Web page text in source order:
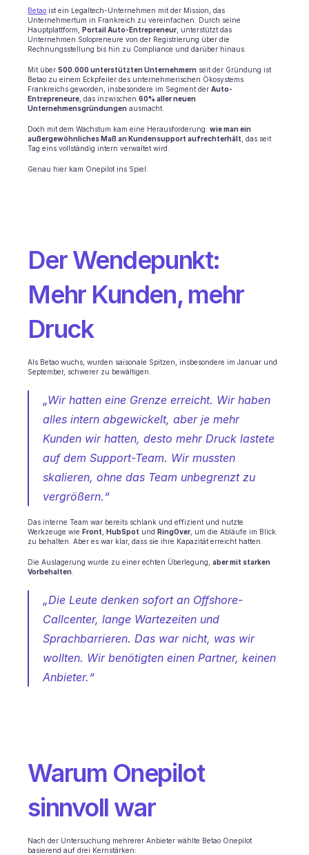
B2B SaaS
C2C Plattform
E-Commerce
Bildung
Insurtech
Telekommunikation
Reisen
BRANCHEN
C2C Plattform
Bildung
Fintech
Insurtech
Logistik
Marktplatz
Mobilität
Reisen
Dienstprogramme
Agenten Training
Wissensbasis
Ticketzentrum
Terminplanung
Qualitätsprüfung
Betao ist ein Legaltech-Unternehmen mit der Mission, das
Unternehmertum in Frankreich zu vereinfachen. Durch seine
Hauptplattform, Portail Auto-Entrepreneur , unterstützt das
Unternehmen Solopreneure von der Registrierung über die
Rechnungsstellung bis hin zu Compliance und darüber hinaus.
Mit über 500.000 unterstützten Unternehmern seit der Gründung ist
Betao zu einem Eckpfeiler des unternehmerischen Ökosystems
Frankreichs geworden, insbesondere im Segment der Auto-
Entrepreneure , das inzwischen 60% aller neuen
Unternehmensgründungen ausmacht.
Doch mit dem Wachstum kam eine Herausforderung: wie man ein
außergewöhnliches Maß an Kundensupport aufrechterhält , das seit
Tag eins vollständig intern verwaltet wird.
Genau hier kam Onepilot ins Spiel.
Der Wendepunkt:
Mehr Kunden, mehr
Druck
Als Betao wuchs, wurden saisonale Spitzen, insbesondere im Januar und
September, schwerer zu bewältigen.
„Wir hatten eine Grenze erreicht. Wir haben
alles intern abgewickelt, aber je mehr
Kunden wir hatten, desto mehr Druck lastete
auf dem Support-Team. Wir mussten
skalieren, ohne das Team unbegrenzt zu
vergrößern.“
Das interne Team war bereits schlank und effizient und nutzte
Werkzeuge wie Front , HubSpot und RingOver , um die Abläufe im Blick
zu behalten. Aber es war klar, dass sie ihre Kapazität erreicht hatten.
Die Auslagerung wurde zu einer echten Überlegung, aber mit starken
Vorbehalten
„Die Leute denken sofort an Offshore-
Callcenter, lange Wartezeiten und
Sprachbarrieren. Das war nicht, was wir
wollten. Wir benötigten einen Partner, keinen
Anbieter.“
Warum Onepilot
sinnvoll war
Nach der Untersuchung mehrerer Anbieter wählte Betao Onepilot
basierend auf drei Kernstärken: